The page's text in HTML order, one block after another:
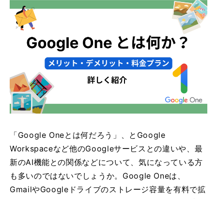
「Google Oneとは何だろう」、とGoogle
Workspaceなど他のGoogleサービスとの違いや、最
新のAI機能との関係などについて、気になっている方
も多いのではないでしょうか。Google Oneは、
GmailやGoogleドライブのストレージ容量を有料で拡